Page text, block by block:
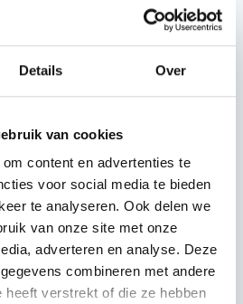
Details Over
van cookies
content en advertenties te
voor social media te bieden
te analyseren. Ook delen we
van onze site met onze
adverteren en analyse. Deze
combineren met andere
heeft verstrekt of die ze hebben
23053
Lien
AFSCHUIFVORK
GRASVORK
SILAGEVORK